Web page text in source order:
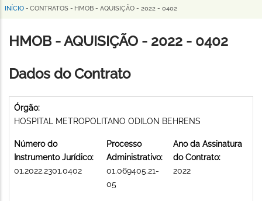
Horizonte
Trilha
de
INÍCIO - CONTRATOS - HMOB - AQUISIÇÃO - 2022 - 0402
HMOB - AQUISIÇÃO - 2022 - 0402
Dados do Contrato
Órgão:
HOSPITAL METROPOLITANO ODILON BEHRENS
Número do
Instrumento Jurídico:
01.2022.2301.0402
Processo
Administrativo:
01.069405.21-
05
Ano da Assinatura
do Contrato:
2022